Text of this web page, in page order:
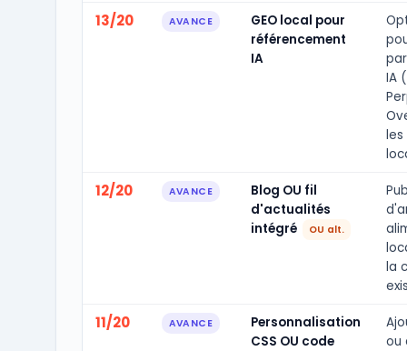
13/20 AVANCE
GEO local pour
référencement
IA
IA
les
12/20 AVANCE
Blog OU fil
d'actualités
intégré
OU alt.
la
11/20 AVANCE
Personnalisation
CSS OU code
ou